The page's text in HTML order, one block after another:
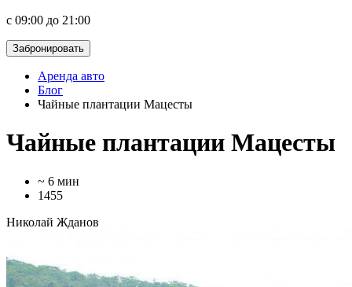
с 09:00 до 21:00
Забронировать
Аренда авто
Блог
Чайные плантации Мацесты
Чайные плантации Мацесты
~ 6 мин
1455
Николай Жданов